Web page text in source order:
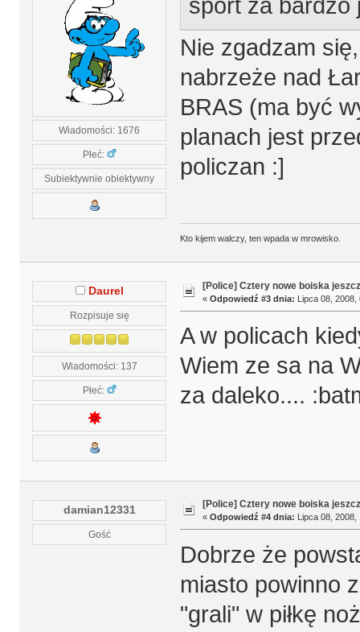
Wiadomości: 1676
Płeć:
Subiektywnie obiektywny
sport za bardzo
Nie zgadzam
nabrzeże nad
BRAS (ma być
planach jest
policzan :]
Kto kijem walczy, ten wpada w mrowisko.
Daurel
Rozpisuje się
Wiadomości: 137
Płeć:
[Police] Cztery nowe boiska
« Odpowiedź #3 dnia: Lipca 08, 2008,
A w policach
Wiem ze sa na
za daleko....
damian12331
Gość
[Police] Cztery nowe boiska
« Odpowiedź #4 dnia: Lipca 08, 2008,
Dobrze że
miasto powinno
"grali" w piłkę